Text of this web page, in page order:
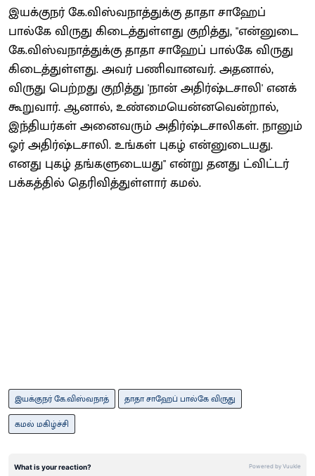
இயக்குநர் கே.விஸ்வநாத்துக்கு தாதா சாஹேப்
பால்கே விருது கிடைத்துள்ளது குறித்து, "என்னுடை
கே.விஸ்வநாத்துக்கு தாதா சாஹேப் பால்கே விருது
கிடைத்துள்ளது. அவர் பணிவானவர். அதனால்,
விருது பெற்றது குறித்து 'நான் அதிர்ஷ்டசாலி' எனக்
கூறுவார். ஆனால், உண்மையென்னவென்றால்,
இந்தியர்கள் அனைவரும் அதிர்ஷ்டசாலிகள். நானும்
ஓர் அதிர்ஷ்டசாலி. உங்கள் புகழ் என்னுடையது.
எனது புகழ் தங்களுடையது" என்று தனது ட்விட்டர்
பக்கத்தில் தெரிவித்துள்ளார் கமல்.
இயக்குநர் கே.விஸ்வநாத்
தாதா சாஹேப் பால்கே விருது
கமல் மகிழ்ச்சி